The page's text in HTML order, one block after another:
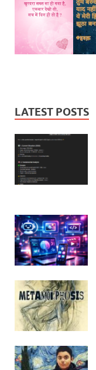
LATEST POSTS